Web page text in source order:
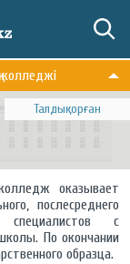
колледжі
Талдықорған
оказывает
послесреднего
специалистов с
По окончании
образца.